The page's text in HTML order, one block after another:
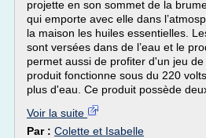
projette en son sommet de la
qui emporte avec elle dans
la maison les huiles essentielles.
sont versées dans de l’eau et le
permet aussi de profiter d'un jeu
produit fonctionne sous du 220
plus d'eau. Ce produit possède
Voir la suite
Par : Colette et Isabelle